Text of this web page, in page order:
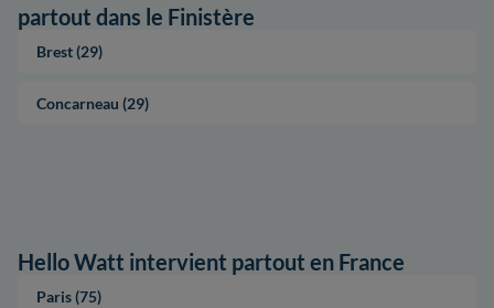
partout dans le Finistère
Brest (29)
Concarneau (29)
Hello Watt intervient partout en France
Paris (75)